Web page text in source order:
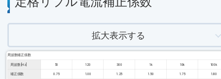
拡大表示する
周波数補正係数
周波数 [Hz] 50 120 300 1k 10k 100k
補正係数 0.75 1.00 1.25 1.50 1.75 1.80